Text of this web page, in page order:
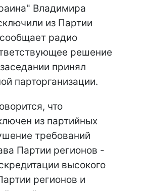
Владимира
из Партии
радио
решение
принял
парторганизации.
что
из партийных
требований
Партии регионов -
высокого
регионов и